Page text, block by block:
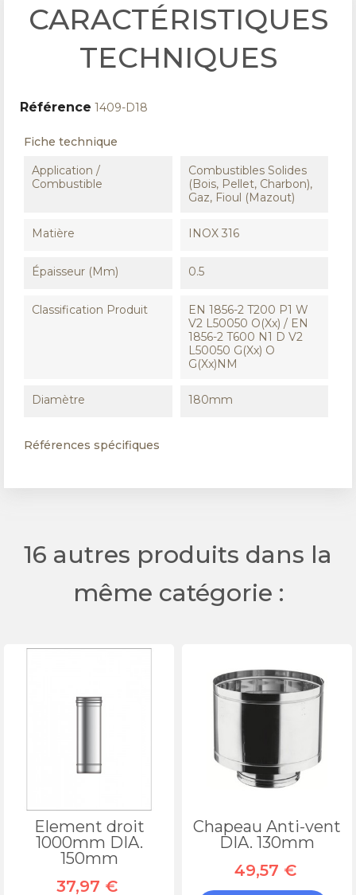
CARACTÉRISTIQUES
TECHNIQUES
Référence 1409-D18
Fiche technique
Application /
Combustible
Combustibles Solides
(Bois, Pellet, Charbon),
Gaz, Fioul (Mazout)
Matière INOX 316
Épaisseur (mm) 0.5
Classification Produit
EN 1856-2 T200 P1 W
V2 L50050 O(xx) / EN
1856-2 T600 N1 D V2
L50050 G(xx) O
G(xx)NM
Diamètre 180mm
Références spécifiques
16 autres produits dans la
même catégorie :
Element droit
1000mm DIA.
150mm
37,97 €
Chapeau Anti-vent
DIA. 130mm
49,57 €